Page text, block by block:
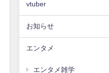
vtuber
お知らせ
エンタメ
エンタメ雑学